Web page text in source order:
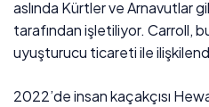
aslında Kürtler ve Arnavutlar
tarafından işletiliyor. Carroll, bu
uyuşturucu ticareti ile
2022’de insan kaçakçısı